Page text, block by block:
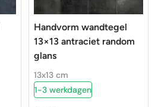
Handvorm wandtegel
13×13 antraciet random
glans
13x13 cm
1-3 werkdagen